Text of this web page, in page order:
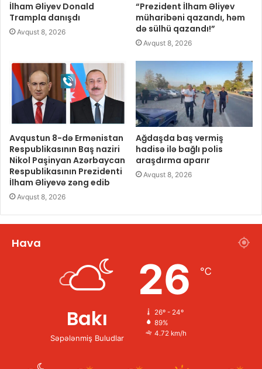
İlham Əliyev Donald
Trampla danışdı
Avqust 8, 2026
“Prezident İlham Əliyev
müharibəni qazandı, həm
də sülhü qazandı!”
Avqust 8, 2026
Avqustun 8-də Ermənistan
Respublikasının Baş naziri
Nikol Paşinyan Azərbaycan
Respublikasının Prezidenti
İlham Əliyevə zəng edib
Avqust 8, 2026
Ağdaşda baş vermiş
hadisə ilə bağlı polis
araşdırma aparır
Avqust 8, 2026
Hava
Bakı
Səpələnmiş Buludlar
26 ℃
26º - 24º
89%
4.72 km/h